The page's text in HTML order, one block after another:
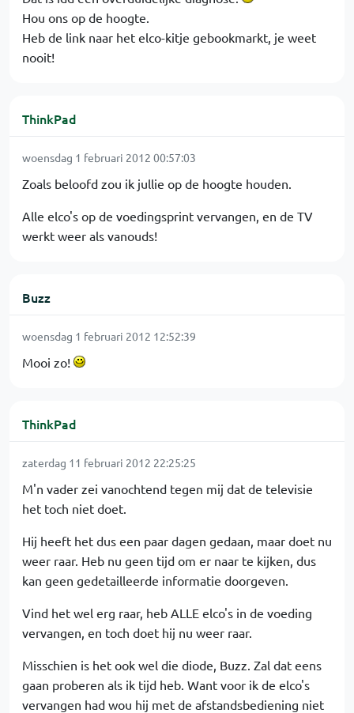
Hou ons op de hoogte.
Heb de link naar het elco-kitje gebookmarkt, je weet
nooit!
ThinkPad
woensdag 1 februari 2012 00:57:03
Zoals beloofd zou ik jullie op de hoogte houden.
Alle elco's op de voedingsprint vervangen, en de TV
werkt weer als vanouds!
Buzz
woensdag 1 februari 2012 12:52:39
Mooi zo!
ThinkPad
zaterdag 11 februari 2012 22:25:25
M'n vader zei vanochtend tegen mij dat de televisie
het toch niet doet.
Hij heeft het dus een paar dagen gedaan, maar doet nu
weer raar. Heb nu geen tijd om er naar te kijken, dus
kan geen gedetailleerde informatie doorgeven.
Vind het wel erg raar, heb ALLE elco's in de voeding
vervangen, en toch doet hij nu weer raar.
Misschien is het ook wel die diode, Buzz. Zal dat eens
gaan proberen als ik tijd heb. Want voor ik de elco's
vervangen had wou hij met de afstandsbediening niet